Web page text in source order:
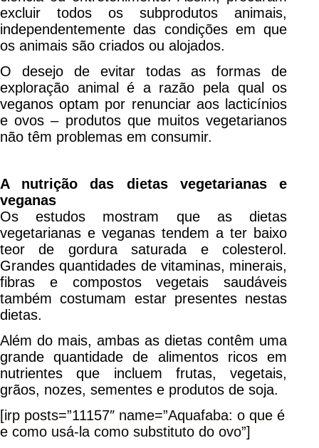
excluir todos os subprodutos animais,
independentemente das condições em que
os animais são criados ou alojados.
O desejo de evitar todas as formas de
exploração animal é a razão pela qual os
veganos optam por renunciar aos lacticínios
e ovos – produtos que muitos vegetarianos
não têm problemas em consumir.
A nutrição das dietas vegetarianas e
veganas
Os estudos mostram que as dietas
vegetarianas e veganas tendem a ter baixo
teor de gordura saturada e colesterol.
Grandes quantidades de vitaminas, minerais,
fibras e compostos vegetais saudáveis
também costumam estar presentes nestas
dietas.
Além do mais, ambas as dietas contêm uma
grande quantidade de alimentos ricos em
nutrientes que incluem frutas, vegetais,
grãos, nozes, sementes e produtos de soja.
[irp posts=”11157″ name=”Aquafaba: o que é
e como usá-la como substituto do ovo”]